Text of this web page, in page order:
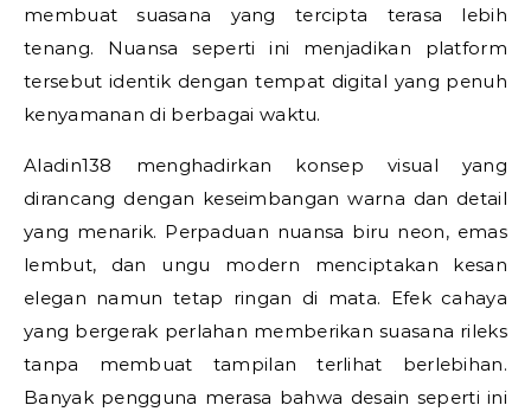
membuat suasana yang tercipta terasa lebih
tenang. Nuansa seperti ini menjadikan platform
tersebut identik dengan tempat digital yang penuh
kenyamanan di berbagai waktu.
Aladin138 menghadirkan konsep visual yang
dirancang dengan keseimbangan warna dan detail
yang menarik. Perpaduan nuansa biru neon, emas
lembut, dan ungu modern menciptakan kesan
elegan namun tetap ringan di mata. Efek cahaya
yang bergerak perlahan memberikan suasana rileks
tanpa membuat tampilan terlihat berlebihan.
Banyak pengguna merasa bahwa desain seperti ini